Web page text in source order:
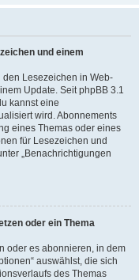
und einem
den Lesezeichen in Web-
Update. Seit phpBB 3.1
kannst eine
wird. Abonnements
eines Themas oder eines
für Lesezeichen und
„Benachrichtigungen
oder ein Thema
oder es abonnieren, in dem
auswählst, die sich
des Themas